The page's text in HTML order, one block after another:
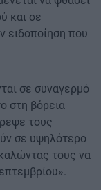
και σε
ειδοποίηση που
σε συναγερμό
στη βόρεια
τους
σε υψηλότερο
τους να